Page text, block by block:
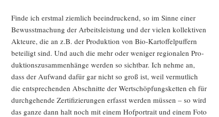
Fin­de ich erst­mal ziem­lich beein­dru­ckend, so im Sin­ne einer
Bewusst­ma­chung der Arbeits­leis­tung und der vie­len kol­lek­ti­ven
Akteu­re, die an z.B. der Pro­duk­ti­on von Bio-Kar­tof­fel­puf­fern
betei­ligt sind. Und auch die mehr oder weni­ger regio­na­len Pro­
duk­ti­ons­zu­sam­men­hän­ge wer­den so sicht­bar. Ich neh­me an,
dass der Auf­wand dafür gar nicht so groß ist, weil ver­mut­lich
die ent­spre­chen­den Abschnit­te der Wert­schöp­fungs­ket­ten eh für
durch­ge­hen­de Zer­ti­fi­zie­run­gen erfasst wer­den müs­sen – so wird
das gan­ze dann halt noch mit einem Hof­por­trait und einem Foto